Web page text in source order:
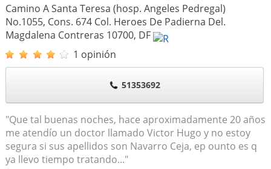
Camino A Santa Teresa (hosp. Angeles Pedregal)
No.1055, Cons. 674 Col. Heroes De Padierna Del.
Magdalena Contreras 10700, DF
1 opinión
51353692
"Que tal buenas noches, hace aproximadamente 20 años
me atendío un doctor llamado Victor Hugo y no estoy
segura si sus apellidos son Navarro Ceja, ep ounto es q
ya llevo tiempo tratando..."